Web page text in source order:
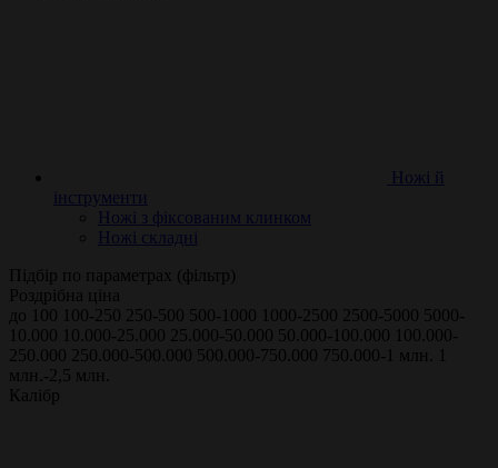
Ножі й
інструменти
Ножі з фіксованим клинком
Ножі складні
Підбір по параметрах (фільтр)
Роздрібна ціна
до 100 100-250 250-500 500-1000 1000-2500 2500-5000 5000-
10.000 10.000-25.000 25.000-50.000 50.000-100.000 100.000-
250.000 250.000-500.000 500.000-750.000 750.000-1 млн.
1
млн.-2,5 млн.
Калібр